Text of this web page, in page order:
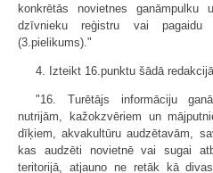
konkrētās novietnes ganāmpulku
dzīvnieku reģistru vai pagaidu
(3.pielikums)."
4. Izteikt 16.punktu šādā
"16. Turētājs informāciju
nutrijām, kažokzvēriem un
dīķiem, akvakultūru audzētavām,
kas audzēti novietnē vai sugai
teritorijā, atjauno ne retāk kā